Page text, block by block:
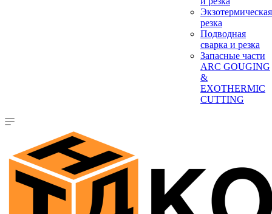
Экзотермическая
резка
Подводная
сварка и резка
Запасные части
ARC GOUGING
&
EXOTHERMIC
CUTTING